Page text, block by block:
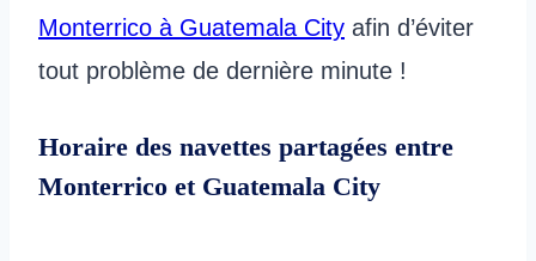
Monterrico à Guatemala City afin d’éviter
tout problème de dernière minute !
Horaire des navettes partagées entre
Monterrico et Guatemala City